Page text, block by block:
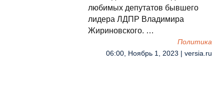
любимых депутатов бывшего
лидера ЛДПР Владимира
Жириновского. …
Политика
06:00, Ноябрь 1, 2023 | versia.ru